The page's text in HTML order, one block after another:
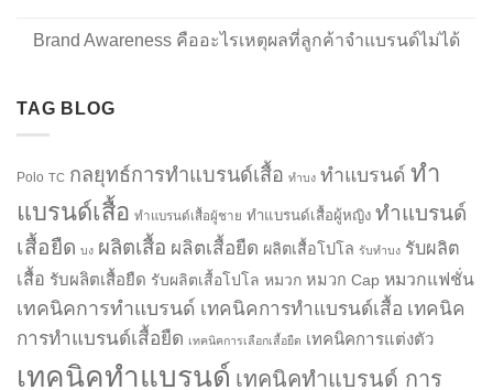
Brand Awareness คืออะไรเหตุผลที่ลูกค้าจำแบรนด์ไม่ได้
TAG BLOG
Polo TC กลยุทธ์การทำแบรนด์เสื้อ ทำบง ทำแบรนด์ ทำ
แบรนด์เสื้อ ทำแบรนด์เสื้อผู้ชาย ทำแบรนด์เสื้อผู้หญิง ทำแบรนด์
เสื้อยืด บง ผลิตเสื้อ ผลิตเสื้อยืด ผลิตเสื้อโปโล รับทำบง รับผลิต
เสื้อ รับผลิตเสื้อยืด รับผลิตเสื้อโปโล หมวก หมวก Cap หมวกแฟชั่น
เทคนิคการทำแบรนด์ เทคนิคการทำแบรนด์เสื้อ เทคนิค
การทำแบรนด์เสื้อยืด เทคนิคการเลือกเสื้อยืด เทคนิคการแต่งตัว
เทคนิคทำแบรนด์ เทคนิคทำแบรนด์ การ